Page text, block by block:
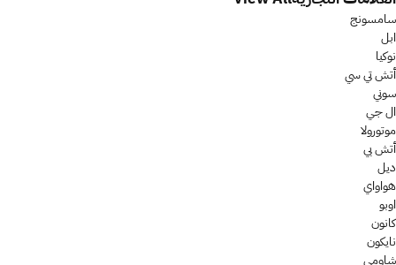
سامسونج
ابل
نوكيا
أتش تي سي
سوني
ال جي
موتورولا
أتش بي
ديل
هواواي
اوبو
كانون
نايكون
شاومي